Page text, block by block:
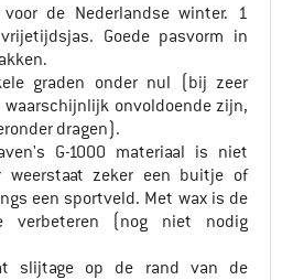
de Nederlandse winter. 1
Goede pasvorm in
graden onder nul (bij zeer
onvoldoende zijn,
dragen).
G-1000 materiaal is niet
weerstaat zeker een buitje of
een sportveld. Met wax is de
verbeteren (nog niet nodig
slijtage op de rand van de